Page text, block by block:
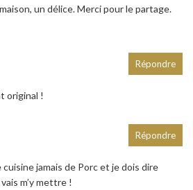
un délice. Merci pour le partage.
original !
Répondre
jamais de Porc et je dois dire
m’y mettre !
Répondre